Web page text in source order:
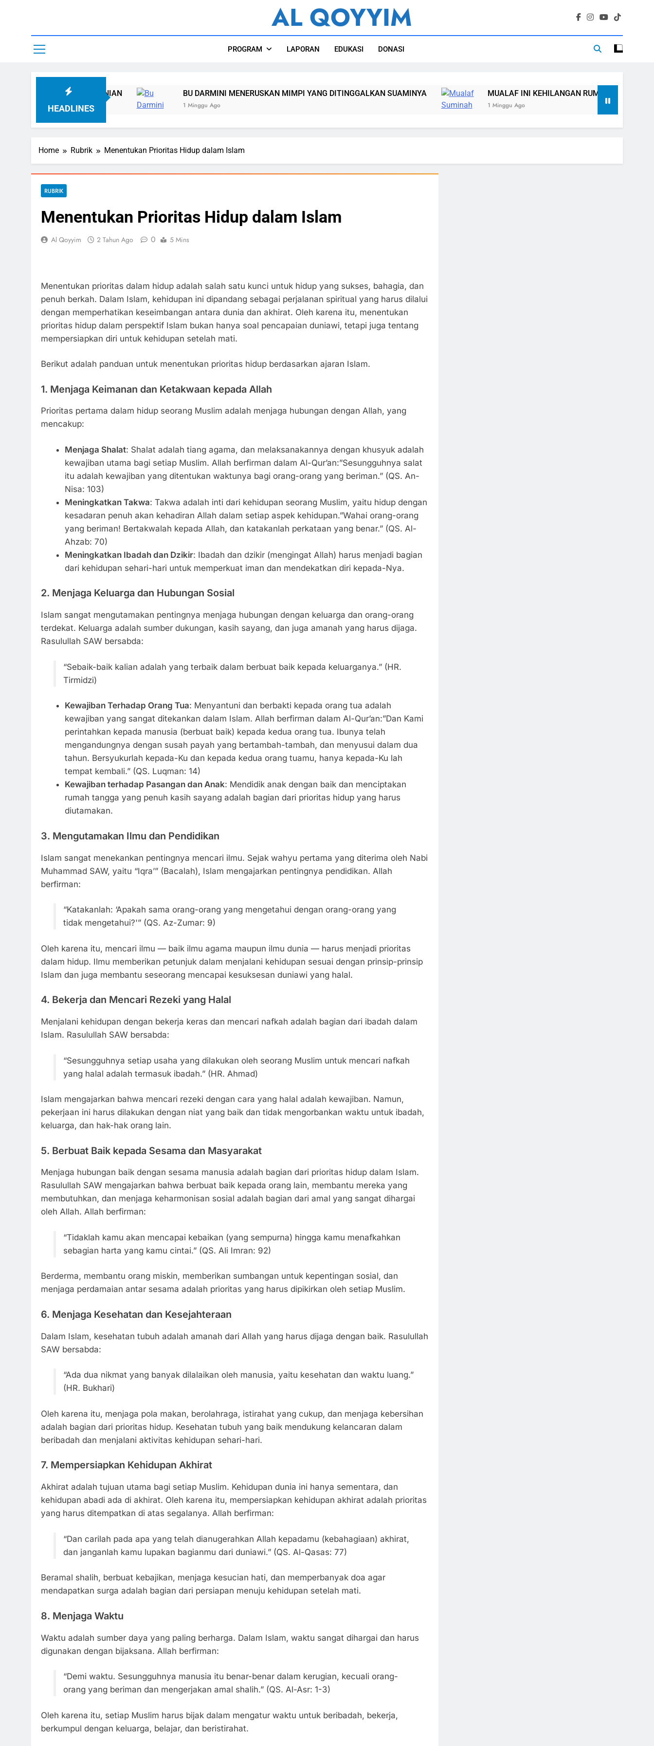
AL QOYYIM
PROGRAM LAPORAN EDUKASI DONASI
HEADLINES
BU DARMINI MENERUSKAN MIMPI YANG DITINGGALKAN SUAMINYA
1 Minggu Ago
MUALAF INI KEHILANGAN RUMAH, TETAPI TIDAK KEHILANGAN
1 Minggu Ago
Home Rubrik Menentukan Prioritas Hidup dalam Islam
RUBRIK
Menentukan Prioritas Hidup dalam Islam
Al Qoyyim 2 Tahun Ago 0 5 Mins
Menentukan prioritas dalam hidup adalah salah satu kunci untuk hidup yang sukses, bahagia, dan
penuh berkah. Dalam Islam, kehidupan ini dipandang sebagai perjalanan spiritual yang harus dilalui
dengan memperhatikan keseimbangan antara dunia dan akhirat. Oleh karena itu, menentukan
prioritas hidup dalam perspektif Islam bukan hanya soal pencapaian duniawi, tetapi juga tentang
mempersiapkan diri untuk kehidupan setelah mati.
Berikut adalah panduan untuk menentukan prioritas hidup berdasarkan ajaran Islam.
1. Menjaga Keimanan dan Ketakwaan kepada Allah
Prioritas pertama dalam hidup seorang Muslim adalah menjaga hubungan dengan Allah, yang
mencakup:
Menjaga Shalat: Shalat adalah tiang agama, dan melaksanakannya dengan khusyuk adalah
kewajiban utama bagi setiap Muslim. Allah berfirman dalam Al-Qur’an:”Sesungguhnya salat
itu adalah kewajiban yang ditentukan waktunya bagi orang-orang yang beriman.” (QS. An-
Nisa: 103)
Meningkatkan Takwa: Takwa adalah inti dari kehidupan seorang Muslim, yaitu hidup dengan
kesadaran penuh akan kehadiran Allah dalam setiap aspek kehidupan.”Wahai orang-orang
yang beriman! Bertakwalah kepada Allah, dan katakanlah perkataan yang benar.” (QS. Al-
Ahzab: 70)
Meningkatkan Ibadah dan Dzikir: Ibadah dan dzikir (mengingat Allah) harus menjadi bagian
dari kehidupan sehari-hari untuk memperkuat iman dan mendekatkan diri kepada-Nya.
2. Menjaga Keluarga dan Hubungan Sosial
Islam sangat mengutamakan pentingnya menjaga hubungan dengan keluarga dan orang-orang
terdekat. Keluarga adalah sumber dukungan, kasih sayang, dan juga amanah yang harus dijaga.
Rasulullah SAW bersabda:
“Sebaik-baik kalian adalah yang terbaik dalam berbuat baik kepada keluarganya.” (HR.
Tirmidzi)
Kewajiban Terhadap Orang Tua: Menyantuni dan berbakti kepada orang tua adalah
kewajiban yang sangat ditekankan dalam Islam. Allah berfirman dalam Al-Qur’an:”Dan Kami
perintahkan kepada manusia (berbuat baik) kepada kedua orang tua. Ibunya telah
mengandungnya dengan susah payah yang bertambah-tambah, dan menyusui dalam dua
tahun. Bersyukurlah kepada-Ku dan kepada kedua orang tuamu, hanya kepada-Ku lah
tempat kembali.” (QS. Luqman: 14)
Kewajiban terhadap Pasangan dan Anak: Mendidik anak dengan baik dan menciptakan
rumah tangga yang penuh kasih sayang adalah bagian dari prioritas hidup yang harus
diutamakan.
3. Mengutamakan Ilmu dan Pendidikan
Islam sangat menekankan pentingnya mencari ilmu. Sejak wahyu pertama yang diterima oleh Nabi
Muhammad SAW, yaitu “Iqra’” (Bacalah), Islam mengajarkan pentingnya pendidikan. Allah
berfirman:
“Katakanlah: ‘Apakah sama orang-orang yang mengetahui dengan orang-orang yang
tidak mengetahui?'” (QS. Az-Zumar: 9)
Oleh karena itu, mencari ilmu — baik ilmu agama maupun ilmu dunia — harus menjadi prioritas
dalam hidup. Ilmu memberikan petunjuk dalam menjalani kehidupan sesuai dengan prinsip-prinsip
Islam dan juga membantu seseorang mencapai kesuksesan duniawi yang halal.
4. Bekerja dan Mencari Rezeki yang Halal
Menjalani kehidupan dengan bekerja keras dan mencari nafkah adalah bagian dari ibadah dalam
Islam. Rasulullah SAW bersabda:
“Sesungguhnya setiap usaha yang dilakukan oleh seorang Muslim untuk mencari nafkah
yang halal adalah termasuk ibadah.” (HR. Ahmad)
Islam mengajarkan bahwa mencari rezeki dengan cara yang halal adalah kewajiban. Namun,
pekerjaan ini harus dilakukan dengan niat yang baik dan tidak mengorbankan waktu untuk ibadah,
keluarga, dan hak-hak orang lain.
5. Berbuat Baik kepada Sesama dan Masyarakat
Menjaga hubungan baik dengan sesama manusia adalah bagian dari prioritas hidup dalam Islam.
Rasulullah SAW mengajarkan bahwa berbuat baik kepada orang lain, membantu mereka yang
membutuhkan, dan menjaga keharmonisan sosial adalah bagian dari amal yang sangat dihargai
oleh Allah. Allah berfirman:
“Tidaklah kamu akan mencapai kebaikan (yang sempurna) hingga kamu menafkahkan
sebagian harta yang kamu cintai.” (QS. Ali Imran: 92)
Berderma, membantu orang miskin, memberikan sumbangan untuk kepentingan sosial, dan
menjaga perdamaian antar sesama adalah prioritas yang harus dipikirkan oleh setiap Muslim.
6. Menjaga Kesehatan dan Kesejahteraan
Dalam Islam, kesehatan tubuh adalah amanah dari Allah yang harus dijaga dengan baik. Rasulullah
SAW bersabda:
“Ada dua nikmat yang banyak dilalaikan oleh manusia, yaitu kesehatan dan waktu luang.”
(HR. Bukhari)
Oleh karena itu, menjaga pola makan, berolahraga, istirahat yang cukup, dan menjaga kebersihan
adalah bagian dari prioritas hidup. Kesehatan tubuh yang baik mendukung kelancaran dalam
beribadah dan menjalani aktivitas kehidupan sehari-hari.
7. Mempersiapkan Kehidupan Akhirat
Akhirat adalah tujuan utama bagi setiap Muslim. Kehidupan dunia ini hanya sementara, dan
kehidupan abadi ada di akhirat. Oleh karena itu, mempersiapkan kehidupan akhirat adalah prioritas
yang harus ditempatkan di atas segalanya. Allah berfirman:
“Dan carilah pada apa yang telah dianugerahkan Allah kepadamu (kebahagiaan) akhirat,
dan janganlah kamu lupakan bagianmu dari duniawi.” (QS. Al-Qasas: 77)
Beramal shalih, berbuat kebajikan, menjaga kesucian hati, dan memperbanyak doa agar
mendapatkan surga adalah bagian dari persiapan menuju kehidupan setelah mati.
8. Menjaga Waktu
Waktu adalah sumber daya yang paling berharga. Dalam Islam, waktu sangat dihargai dan harus
digunakan dengan bijaksana. Allah berfirman:
“Demi waktu. Sesungguhnya manusia itu benar-benar dalam kerugian, kecuali orang-
orang yang beriman dan mengerjakan amal shalih.” (QS. Al-Asr: 1-3)
Oleh karena itu, setiap Muslim harus bijak dalam mengatur waktu untuk beribadah, bekerja,
berkumpul dengan keluarga, belajar, dan beristirahat.